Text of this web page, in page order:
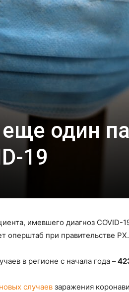
один
19
имевшего диагноз COVID-
оперштаб при правительстве РХ.
в регионе с начала года –
случаев заражения